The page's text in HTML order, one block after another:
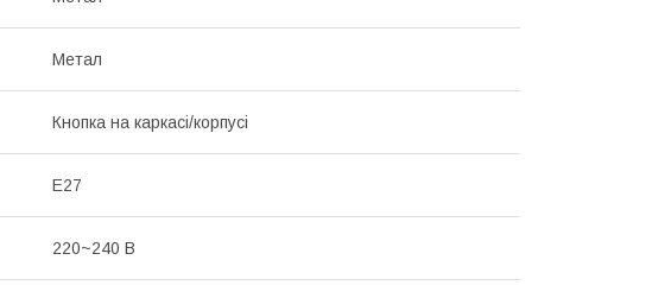
Метал
Кнопка на каркасі/корпусі
E27
220~240 В